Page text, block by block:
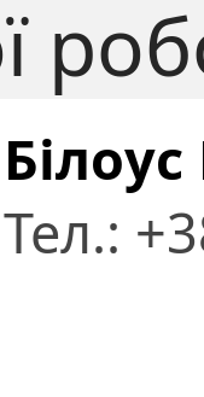
Тел.: